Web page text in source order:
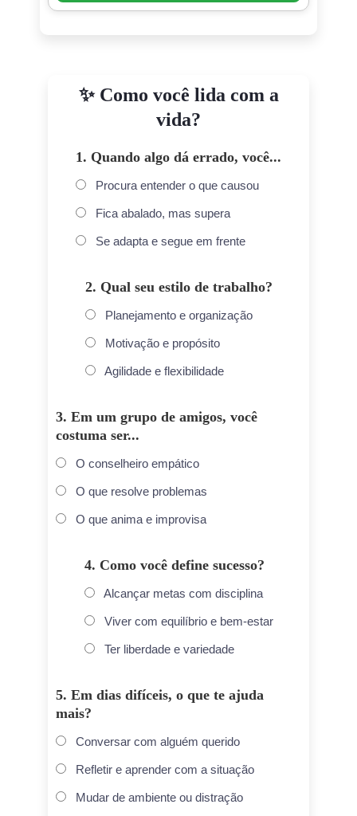
✨ Como você lida com a
vida?
1. Quando algo dá errado, você...
Procura entender o que causou
Fica abalado, mas supera
Se adapta e segue em frente
2. Qual seu estilo de trabalho?
Planejamento e organização
Motivação e propósito
Agilidade e flexibilidade
3. Em um grupo de amigos, você
costuma ser...
O conselheiro empático
O que resolve problemas
O que anima e improvisa
4. Como você define sucesso?
Alcançar metas com disciplina
Viver com equilíbrio e bem-estar
Ter liberdade e variedade
5. Em dias difíceis, o que te ajuda
mais?
Conversar com alguém querido
Refletir e aprender com a situação
Mudar de ambiente ou distração